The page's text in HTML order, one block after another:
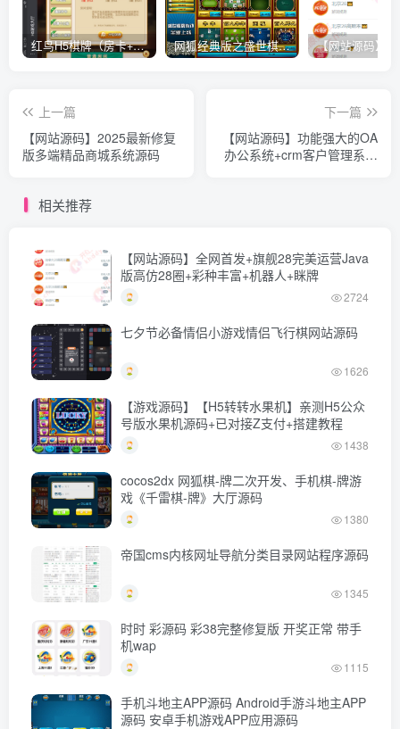
红鸟H5棋牌（房卡+金币）全套双模式游戏源码 网狐经典版之盛世棋牌完整游戏源码（包含文档、架设教程、网站、源代码等）
上一篇
【网站源码】2025最新修复
版多端精品商城系统源码
下一篇
【网站源码】功能强大的OA
办公系统+crm客户管理系统
相关推荐
【网站源码】全网首发+旗舰28完美运营Java
版高仿28圈+彩种丰富+机器人+眯牌
2724
七夕节必备情侣小游戏情侣飞行棋网站源码
1626
【游戏源码】【H5转转水果机】亲测H5公众
号版水果机源码+已对接Z支付+搭建教程
1438
cocos2dx 网狐棋-牌二次开发、手机棋-牌游
戏《千雷棋-牌》大厅源码
1380
帝国cms内核网址导航分类目录网站程序源码
1345
时时 彩源码 彩38完整修复版 开奖正常 带手
机wap
1115
手机斗地主APP源码 Android手游斗地主APP
源码 安卓手机游戏APP应用源码